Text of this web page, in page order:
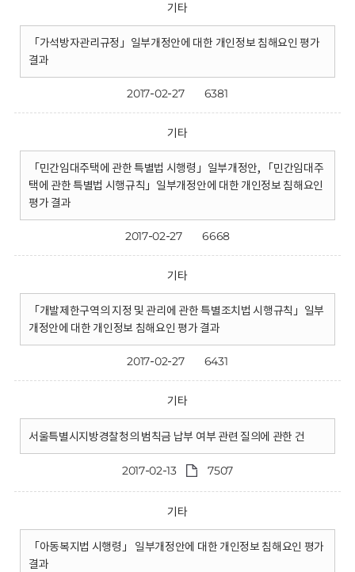
기타
「가석방자관리규정」일부개정안에 대한 개인정보 침해요인 평가
결과
2017-02-27 6381
기타
「민간임대주택에 관한 특별법 시행령」일부개정안, 「민간임대주
택에 관한 특별법 시행규칙」일부개정안에 대한 개인정보 침해요인
평가 결과
2017-02-27 6668
기타
「개발제한구역의 지정 및 관리에 관한 특별조치법 시행규칙」일부
개정안에 대한 개인정보 침해요인 평가 결과
2017-02-27 6431
기타
서울특별시지방경찰청의 범칙금 납부 여부 관련 질의에 관한 건
2017-02-13 7507
기타
「아동복지법 시행령」 일부개정안에 대한 개인정보 침해요인 평가
결과